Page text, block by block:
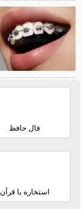
فال حافظ
استخاره با قرآن